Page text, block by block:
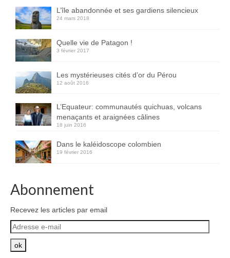
L’île abandonnée et ses gardiens silencieux
24 mars 2018
Quelle vie de Patagon !
3 février 2017
Les mystérieuses cités d’or du Pérou
12 août 2016
L’Equateur: communautés quichuas, volcans
menaçants et araignées câlines
18 juin 2016
Dans le kaléidoscope colombien
19 février 2016
Abonnement
Recevez les articles par email
Adresse
e-
mail
ok